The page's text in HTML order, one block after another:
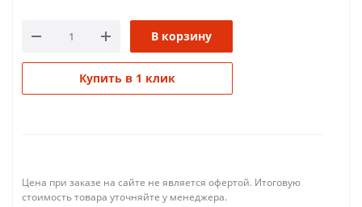
В корзину
Купить в 1 клик
Цена при заказе на сайте не является офертой. Итоговую
стоимость товара уточняйте у менеджера.